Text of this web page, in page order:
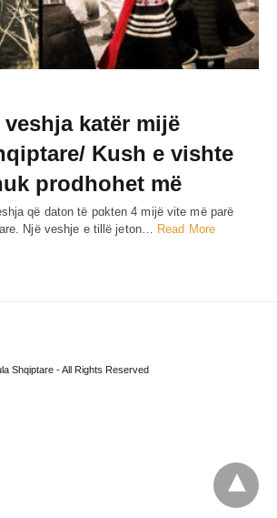
katër mijë
Kush e vishte
prodhohet më
që daton të pɑkten 4 mijë vite më parë
Një veshje e tillë jeton… Read More
Shqiptare - All Rights Reserved